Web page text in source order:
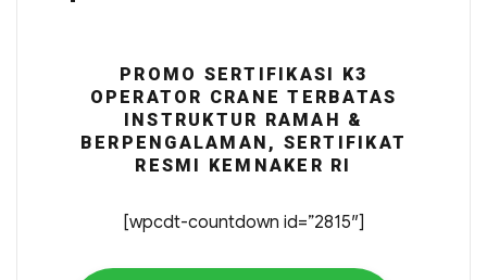
PROMO SERTIFIKASI K3
OPERATOR CRANE TERBATAS
INSTRUKTUR RAMAH &
BERPENGALAMAN, SERTIFIKAT
RESMI KEMNAKER RI
[wpcdt-countdown id=”2815″]